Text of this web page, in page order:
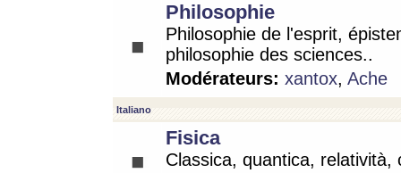
Philosophie
Philosophie de l'esprit,
philosophie des sciences..
Modérateurs: xantox, Ache
Italiano
Fisica
Classica, quantica, relatività,